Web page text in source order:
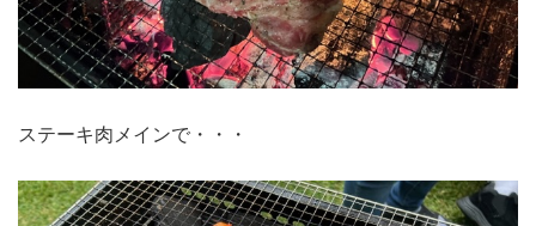
ステーキ肉メインで・・・